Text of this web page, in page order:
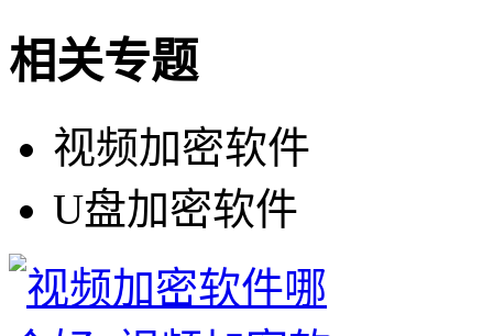
相关专题
视频加密软件
U盘加密软件